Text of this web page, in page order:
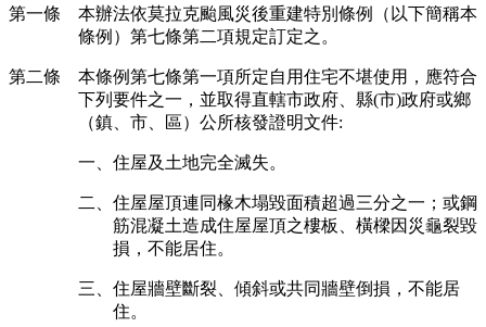
第一條 本辦法依莫拉克颱風災後重建特別條例（以下簡稱本
條例）第七條第二項規定訂定之。
第二條 本條例第七條第一項所定自用住宅不堪使用，應符合
下列要件之一，並取得直轄市政府、縣(市)政府或鄉
（鎮、市、區）公所核發證明文件:
一、住屋及土地完全滅失。
二、住屋屋頂連同椽木塌毀面積超過三分之一；或鋼
筋混凝土造成住屋屋頂之樓板、橫樑因災龜裂毀
損，不能居住。
三、住屋牆壁斷裂、傾斜或共同牆壁倒損，不能居
住。